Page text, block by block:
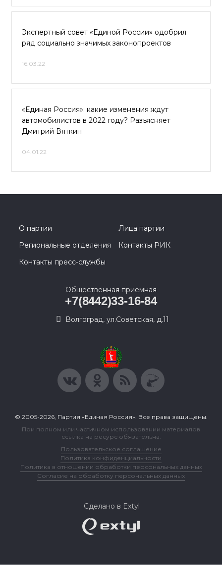
Экспертный совет «Единой России» одобрил
ряд социально значимых законопроектов
16.03.22
«Единая Россия»: какие изменения ждут
автомобилистов в 2022 году? Разъясняет
Дмитрий Вяткин
04.01.22
О партии
Лица партии
Региональные отделения
Контакты РИК
Контакты пресс-службы
Общественная приемная
+7(8442)33-16-84
Волгоград, ул.Советская, д.11
© 2005-2026, Партия «Единая Россия». Все права защищены.
При полном или частичном использовании материалов
ссылка на ресурс обязательна.
Пользовательское соглашение
Политика конфиденциальности
Политика в отношении обработки персональных данных
Согласие на обработку персональных данных
Сделано в Extyl